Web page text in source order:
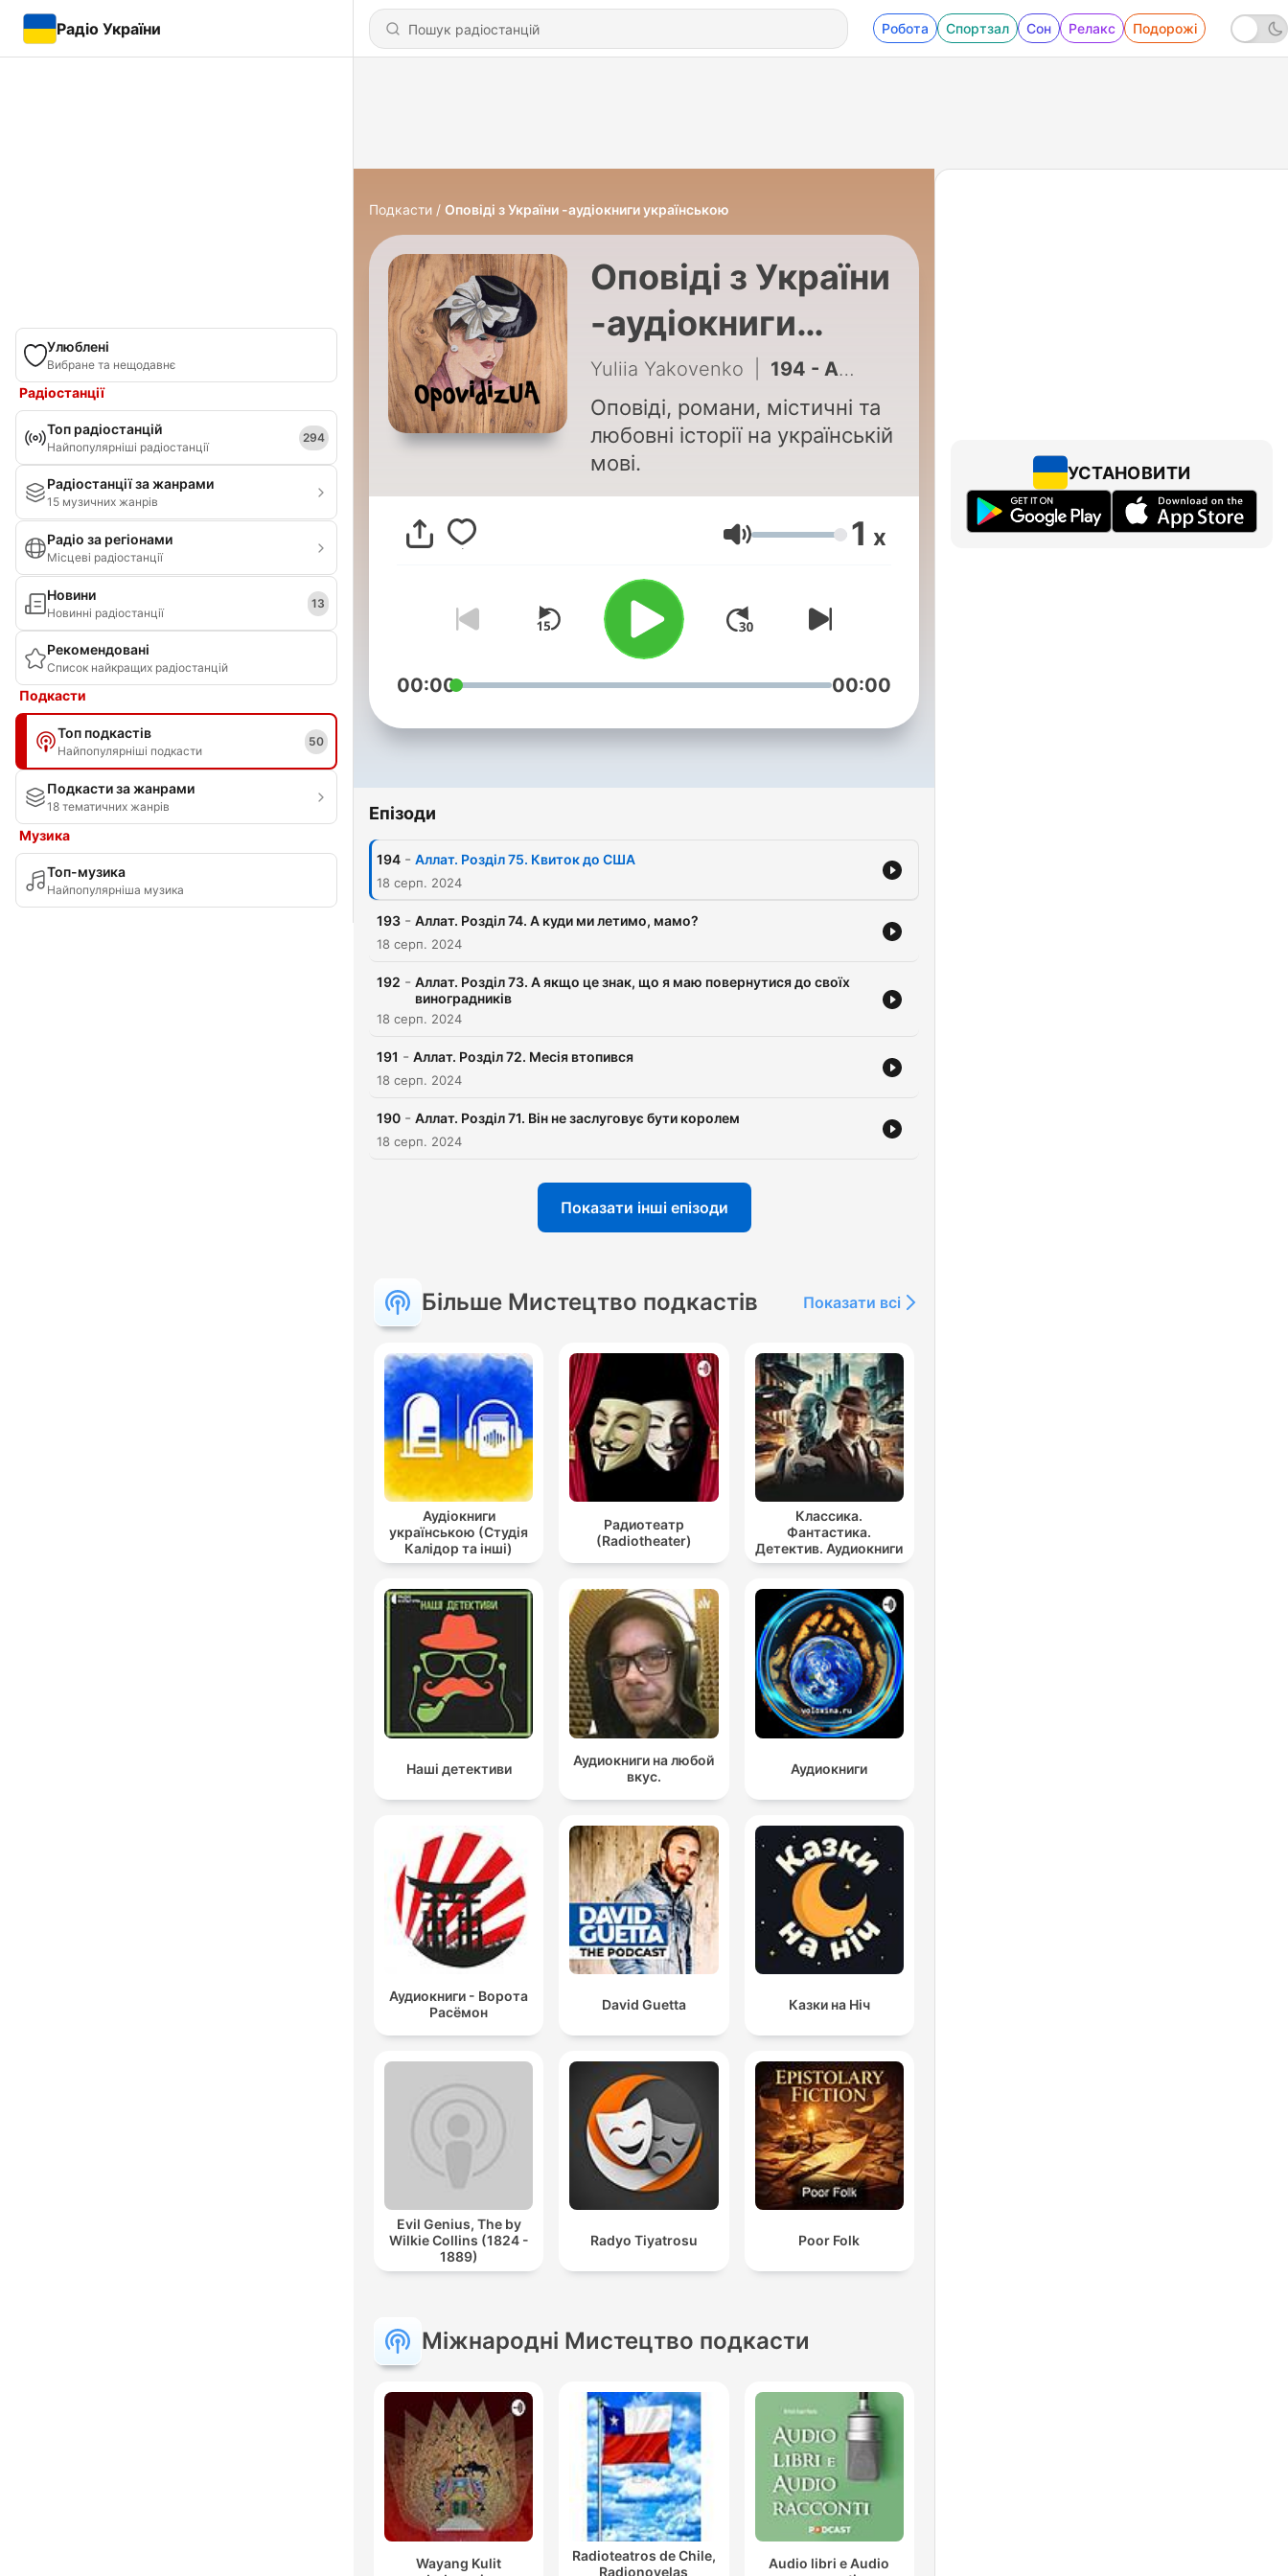
Радіо України Робота Спортзал Сон Релакс Подорожі
Улюблені
Вибране та нещодавнє
Радіостанції
Топ радіостанцій
Найпопулярніші радіостанції
294
Радіостанції за жанрами
15 музичних жанрів
Радіо за регіонами
Місцеві радіостанції
Новини
Новинні радіостанції
13
Рекомендовані
Список найкращих радіостанцій
Подкасти
Топ подкастів
Найпопулярніші подкасти
50
Подкасти за жанрами
18 тематичних жанрів
Музика
Топ-музика
Найпопулярніша музика
Подкасти Оповіді з України -аудіокниги українською
Оповіді з України
-аудіокниги
українською
Yuliia Yakovenko 194 - Аллат. Розділ 75. Квиток до США
Оповіді, романи, містичні та
любовні історії на українській
мові.
Гучність 1 x
00:00 00:00
Епізоди
194 - Аллат. Розділ 75. Квиток до США
18 серп. 2024
193 - Аллат. Розділ 74. А куди ми летимо, мамо?
18 серп. 2024
192 - Аллат. Розділ 73. А якщо це знак, що я маю повернутися до своїх
виноградників
18 серп. 2024
191 - Аллат. Розділ 72. Месія втопився
18 серп. 2024
190 - Аллат. Розділ 71. Він не заслуговує бути королем
18 серп. 2024
Показати інші епізоди
Більше Мистецтво подкастів Показати всі
Аудіокниги
українською (Студія
Калідор та інші)
Радиотеатр
(Radiotheater)
Классика.
Фантастика.
Детектив. Аудиокниги
Наші детективи
Аудиокниги на любой
вкус.
Аудиокниги
Аудиокниги - Ворота
Расёмон
David Guetta Казки на Ніч
Evil Genius, The by
Wilkie Collins (1824 -
1889)
Radyo Tiyatrosu Poor Folk
Міжнародні Мистецтво подкасти
Wayang Kulit
Radioteatros de Chile,
Radionovelas
Audio libri e Audio
УСТАНОВИТИ